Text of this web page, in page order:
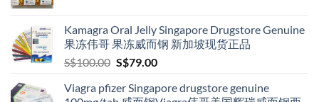
through
S$209.00
Kamagra Oral Jelly Singapore Drugstore Genuine
果冻伟哥 果冻威而钢 新加坡现货正品
S$100.00 Original
was:
S$79.00Current
is:
Viagra pfizer Singapore drugstore genuine